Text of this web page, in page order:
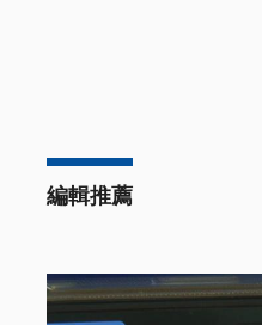
編輯推薦